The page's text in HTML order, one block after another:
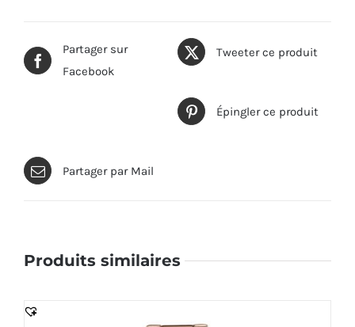
Partager sur
Facebook
Tweeter ce produit
Épingler ce produit
Partager par Mail
Produits similaires